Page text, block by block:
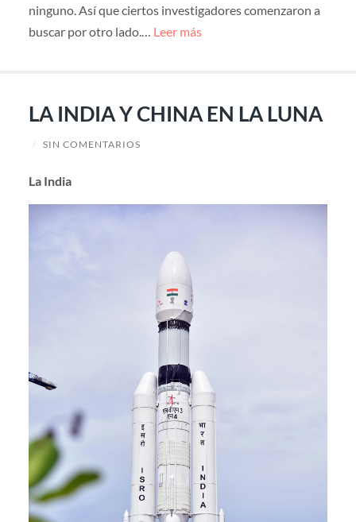
ninguno. Así que ciertos investigadores comenzaron a
buscar por otro lado.… Leer más
LA INDIA Y CHINA EN LA LUNA
/ SIN COMENTARIOS
La India